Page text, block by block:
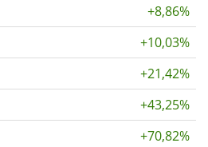
+8,86%
+10,03%
+21,42%
+43,25%
+70,82%